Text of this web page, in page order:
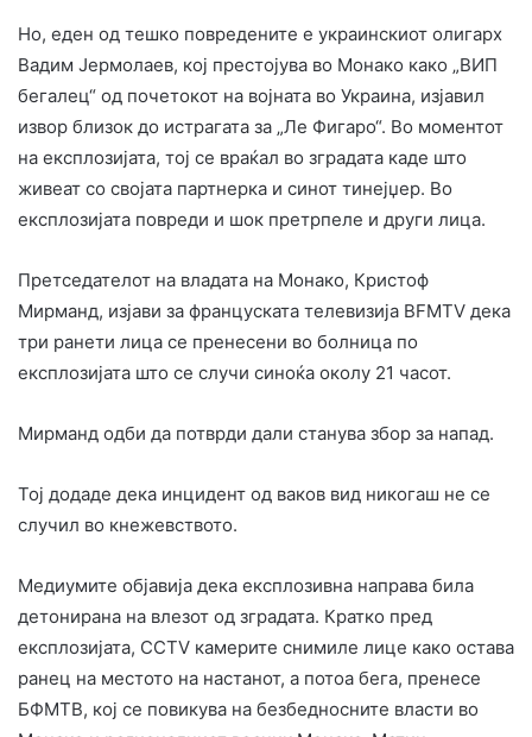
Но, еден од тешко повредените е украинскиот олигарх
Вадим Јермолаев, кој престојува во Монако како „ВИП
бегалец“ од почетокот на војната во Украина, изјавил
извор близок до истрагата за „Ле Фигаро“. Во моментот
на експлозијата, тој се враќал во зградата каде што
живеат со својата партнерка и синот тинејџер. Во
експлозијата повреди и шок претрпеле и други лица.
Претседателот на владата на Монако, Кристоф
Мирманд, изјави за француската телевизија BFMTV дека
три ранети лица се пренесени во болница по
експлозијата што се случи синоќа околу 21 часот.
Мирманд одби да потврди дали станува збор за напад.
Тој додаде дека инцидент од ваков вид никогаш не се
случил во кнежевството.
Медиумите објавија дека експлозивна направа била
детонирана на влезот од зградата. Кратко пред
експлозијата, CCTV камерите снимиле лице како остава
ранец на местото на настанот, а потоа бега, пренесе
БФМТВ, кој се повикува на безбедносните власти во